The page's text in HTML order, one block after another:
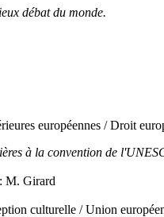
débat du monde.
européennes / Droit
à la convention de
M. Girard
culturelle / Union